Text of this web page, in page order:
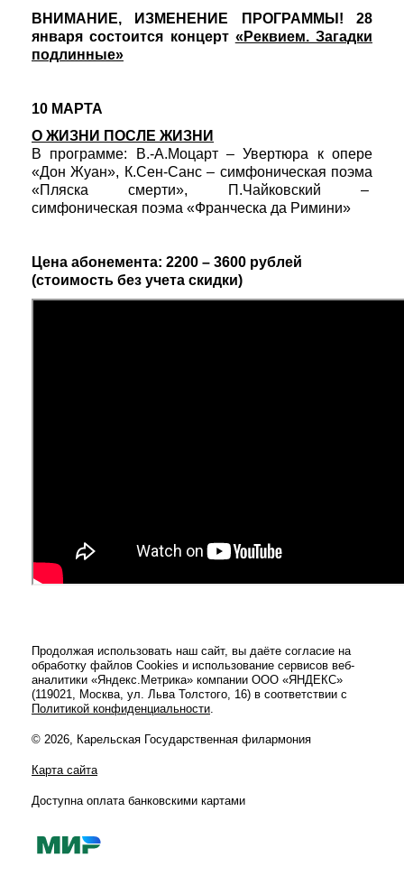
ВНИМАНИЕ, ИЗМЕНЕНИЕ ПРОГРАММЫ! 28
января состоится концерт «Реквием. Загадки
подлинные»
10 МАРТА
О ЖИЗНИ ПОСЛЕ ЖИЗНИ
В программе: В.-А.Моцарт – Увертюра к опере
«Дон Жуан», К.Сен-Санс – симфоническая поэма
«Пляска смерти», П.Чайковский –
симфоническая поэма «Франческа да Римини»
Цена абонемента: 2200 – 3600 рублей
(стоимость без учета скидки)
Продолжая использовать наш сайт, вы даёте согласие на
обработку файлов Cookies и использование сервисов веб-
аналитики «Яндекс.Метрика» компании ООО «ЯНДЕКС»
(119021, Москва, ул. Льва Толстого, 16) в соответствии с
Политикой конфиденциальности.
© 2026, Карельская Государственная филармония
Карта сайта
Доступна оплата банковскими картами